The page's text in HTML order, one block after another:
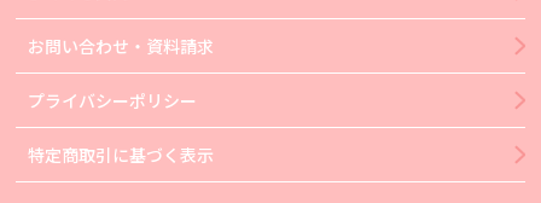
お問い合わせ・資料請求
プライバシーポリシー
特定商取引に基づく表示